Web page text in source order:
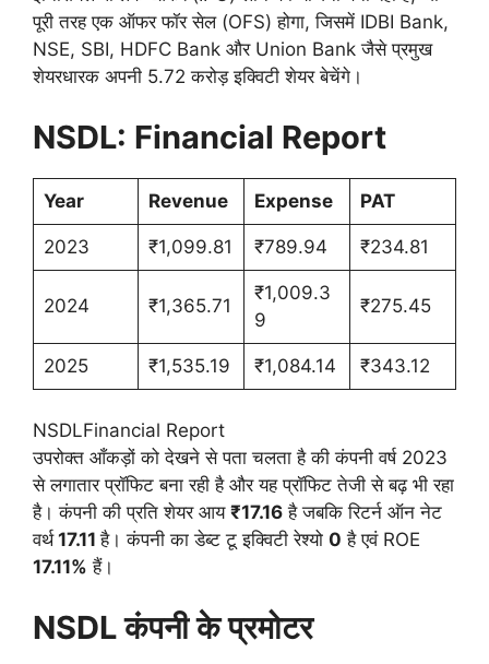
पूरी तरह एक ऑफर फॉर सेल (OFS) होगा, जिसमें IDBI Bank,
NSE, SBI, HDFC Bank और Union Bank जैसे प्रमुख
शेयरधारक अपनी 5.72 करोड़ इक्विटी शेयर बेचेंगे।
NSDL: Financial Report
Year Revenue Expense PAT
2023 ₹1,099.81 ₹789.94 ₹234.81
2024 ₹1,365.71
₹1,009.3
9
₹275.45
2025 ₹1,535.19 ₹1,084.14 ₹343.12
NSDLFinancial Report
उपरोक्त आँकड़ों को देखने से पता चलता है की कंपनी वर्ष 2023
से लगातार प्रॉफिट बना रही है और यह प्रॉफिट तेजी से बढ़ भी रहा
है। कंपनी की प्रति शेयर आय ₹17.16 है जबकि रिटर्न ऑन नेट
वर्थ17.11है। कंपनी का डेब्ट टू इक्विटी रेश्यो 0 है एवं ROE
17.11% हैं।
NSDL कंपनी के प्रमोटर